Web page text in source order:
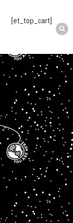
[et_top_cart]